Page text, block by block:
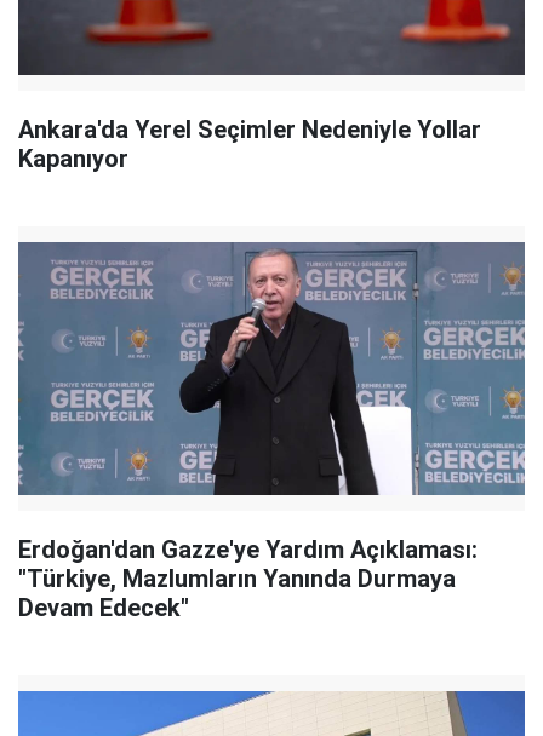
Ankara'da Yerel Seçimler Nedeniyle Yollar
Kapanıyor
Erdoğan'dan Gazze'ye Yardım Açıklaması:
"Türkiye, Mazlumların Yanında Durmaya
Devam Edecek"